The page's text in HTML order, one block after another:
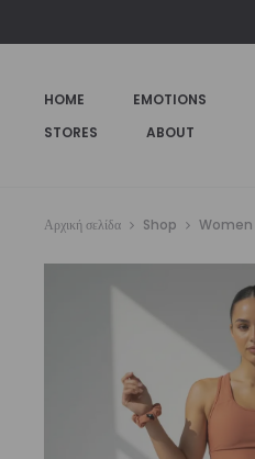
HOME EMOTIONS
STORES
ABOUT
Αρχική σελίδα Shop Women